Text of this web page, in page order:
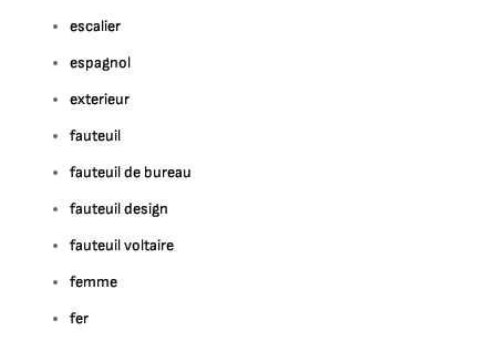
escalier
espagnol
exterieur
fauteuil
fauteuil de bureau
fauteuil design
fauteuil voltaire
femme
fer